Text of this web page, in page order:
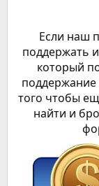
Если наш
поддержать
который
поддержание
того чтобы
найти и